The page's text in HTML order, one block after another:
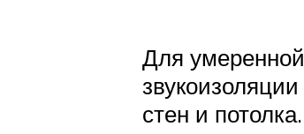
Для умеренной
звукоизоляции
стен и потолка.